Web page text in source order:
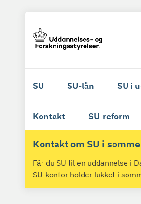
SU SU-lån SU i
Kontakt SU-reform
Kontakt om SU i
Får du SU til en uddannelse i
SU-kontor holder lukket i